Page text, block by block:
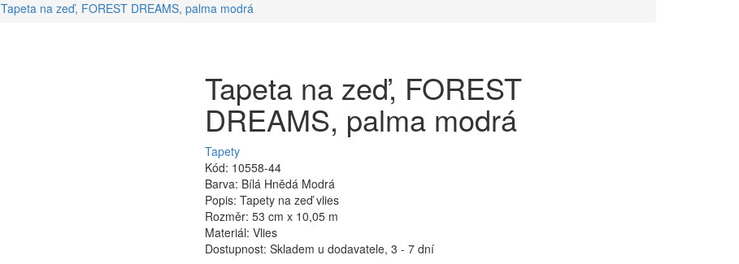
Tapeta na zeď, FOREST DREAMS, palma modrá
Tapeta na zeď, FOREST
DREAMS, palma modrá
Tapety
Kód: 10558-44
Barva: Bílá Hnědá Modrá
Popis: Tapety na zeď vlies
Rozměr: 53 cm x 10,05 m
Materiál: Vlies
Dostupnost: Skladem u dodavatele, 3 - 7 dní